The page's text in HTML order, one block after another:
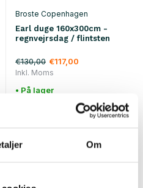
Om
Broste Copenhagen
Earl duge 160x300cm -
regnvejrsdag / flintsten
€130,00 €117,00
Inkl. Moms
• På lager